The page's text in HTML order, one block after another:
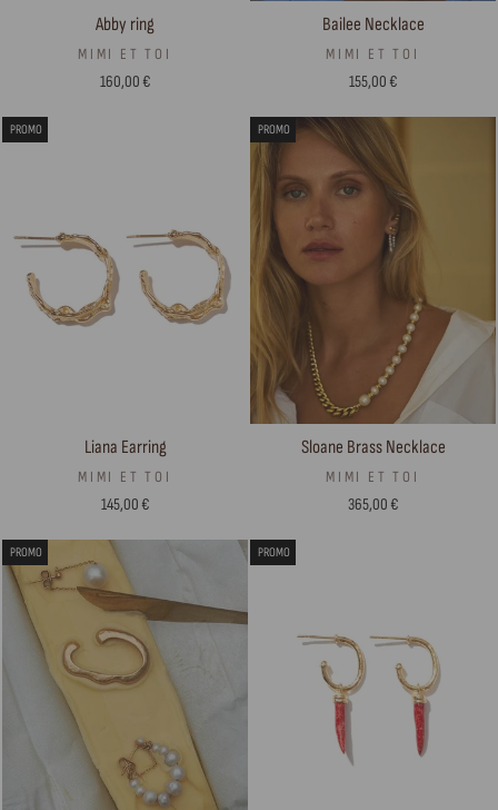
Abby ring
MIMI ET TOI
160,00 €
Bailee Necklace
MIMI ET TOI
155,00 €
PROMO
Liana Earring
MIMI ET TOI
145,00 €
PROMO
Sloane Brass Necklace
MIMI ET TOI
365,00 €
PROMO PROMO